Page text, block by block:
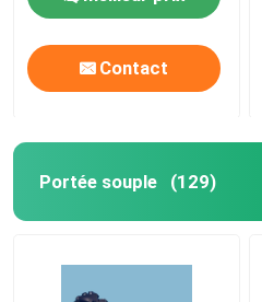
Contact
Portée souple (129)